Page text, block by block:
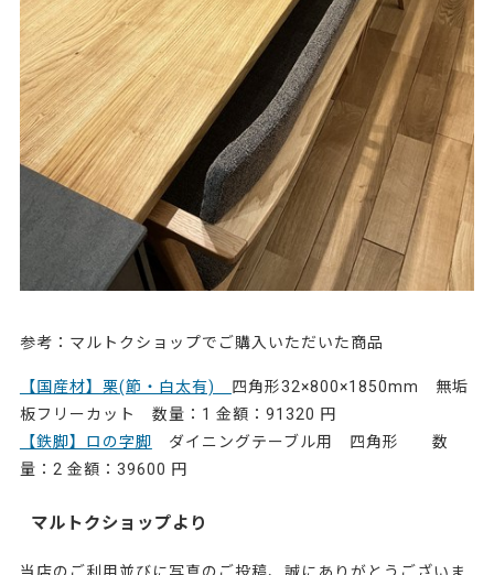
参考：マルトクショップでご購入いただいた商品
【国産材】栗(節・白太有) 四角形32×800×1850mm 無垢
板フリーカット 数量：1 金額：91320 円
【鉄脚】ロの字脚 ダイニングテーブル用 四角形 数
量：2 金額：39600 円
マルトクショップより